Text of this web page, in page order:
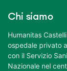
Chi siamo
Humanitas
ospedale privato
con il Servizio
Nazionale nel